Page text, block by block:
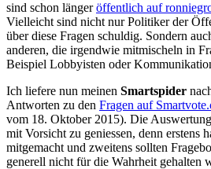
sind schon längeröffentlich auf
Vielleicht sind nicht nur Politiker der
über diese Fragen schuldig. Sondern
anderen, die irgendwie mitmischeln in
Beispiel Lobbyisten oder
Ich liefere nun meinen Smartspider
Antworten zu den Fragen auf
vom 18. Oktober 2015). Die
mit Vorsicht zu geniessen, denn erstens
mitgemacht und zweitens sollten
generell nicht für die Wahrheit gehalten